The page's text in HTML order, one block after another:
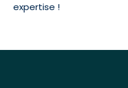
expertise !